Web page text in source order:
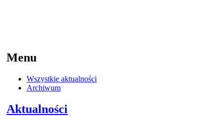
Menu
Wszystkie aktualności
Archiwum
Aktualności